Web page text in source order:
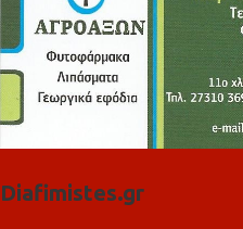
Diafimistes.gr